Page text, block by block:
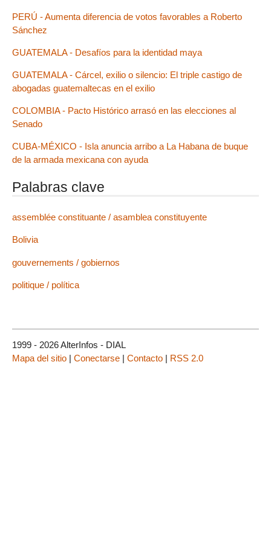
PERÚ - Aumenta diferencia de votos favorables a Roberto
Sánchez
GUATEMALA - Desafíos para la identidad maya
GUATEMALA - Cárcel, exilio o silencio: El triple castigo de
abogadas guatemaltecas en el exilio
COLOMBIA - Pacto Histórico arrasó en las elecciones al
Senado
CUBA-MÉXICO - Isla anuncia arribo a La Habana de buque
de la armada mexicana con ayuda
Palabras clave
assemblée constituante / asamblea constituyente
Bolivia
gouvernements / gobiernos
politique / política
1999 - 2026 AlterInfos - DIAL
Mapa del sitio | Conectarse | Contacto | RSS 2.0